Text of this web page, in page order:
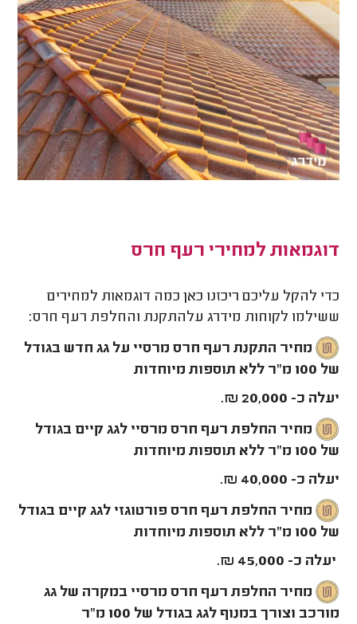
דוגמאות למחירי רעף חרס
כדי להקל עליכם ריכזנו כאן כמה דוגמאות למחירים
ששילמו לקוחות מידרג עלהתקנת והחלפת רעף חרס:
מחיר התקנת רעף חרס מרסיי על גג חדש בגודל
של 100 מ"ר ללא תוספות מיוחדות
יעלה כ- 20,000 ₪.
מחיר החלפת רעף חרס מרסיי לגג קיים בגודל
של 100 מ"ר ללא תוספות מיוחדות
יעלה כ- 40,000 ₪.
מחיר החלפת רעף חרס פורטוגזי לגג קיים בגודל
של 100 מ"ר ללא תוספות מיוחדות
יעלה כ- 45,000 ₪.
מחיר החלפת רעף חרס מרסיי במקרה של גג
מורכב וצורך במנוף לגג בגודל של 100 מ"ר